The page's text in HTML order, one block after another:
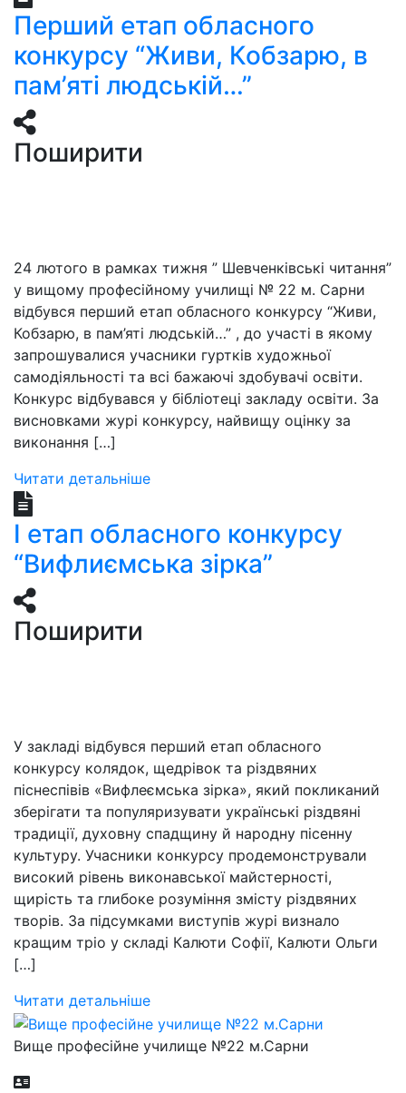
Перший етап обласного
конкурсу “Живи, Кобзарю, в
пам’яті людській…”
Поширити
24 лютого в рамках тижня ” Шевченківські читання”
у вищому професійному училищі № 22 м. Сарни
відбувся перший етап обласного конкурсу “Живи,
Кобзарю, в пам’яті людській…” , до участі в якому
запрошувалися учасники гуртків художньої
самодіяльності та всі бажаючі здобувачі освіти.
Конкурс відбувався у бібліотеці закладу освіти. За
висновками журі конкурсу, найвищу оцінку за
виконання […]
Читати детальніше
І етап обласного конкурсу
“Вифлиємська зірка”
Поширити
У закладі відбувся перший етап обласного
конкурсу колядок, щедрівок та різдвяних
піснеспівів «Вифлеємська зірка», який покликаний
зберігати та популяризувати українські різдвяні
традиції, духовну спадщину й народну пісенну
культуру. Учасники конкурсу продемонстрували
високий рівень виконавської майстерності,
щирість та глибоке розуміння змісту різдвяних
творів. За підсумками виступів журі визнало
кращим тріо у складі Калюти Софії, Калюти Ольги
[…]
Читати детальніше
Вище професійне училище №22 м.Сарни